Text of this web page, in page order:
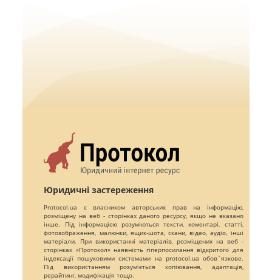
Юридичні застереження
Protocol.ua є власником авторських прав на інформацію,
розміщену на веб - сторінках даного ресурсу, якщо не вказано
інше. Під інформацією розуміються тексти, коментарі, статті,
фотозображення, малюнки, ящик-шота, скани, відео, аудіо, інші
матеріали. При використанні матеріалів, розміщених на веб -
сторінках «Протокол» наявність гіперпосилання відкритого для
індексації пошуковими системами на protocol.ua обов`язкове.
Під використанням розуміється копіювання, адаптація,
рерайтинг, модифікація тощо.